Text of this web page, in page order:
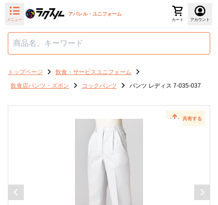
メニュー
アパレル・ユニフォーム
カート アカウント
トップページ
飲食・サービスユニフォーム
飲食店パンツ・ズボン
コックパンツ パンツ レディス 7-035-037
共有する